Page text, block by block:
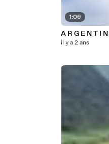
1:06
A R G E N T I
il y a 2 ans